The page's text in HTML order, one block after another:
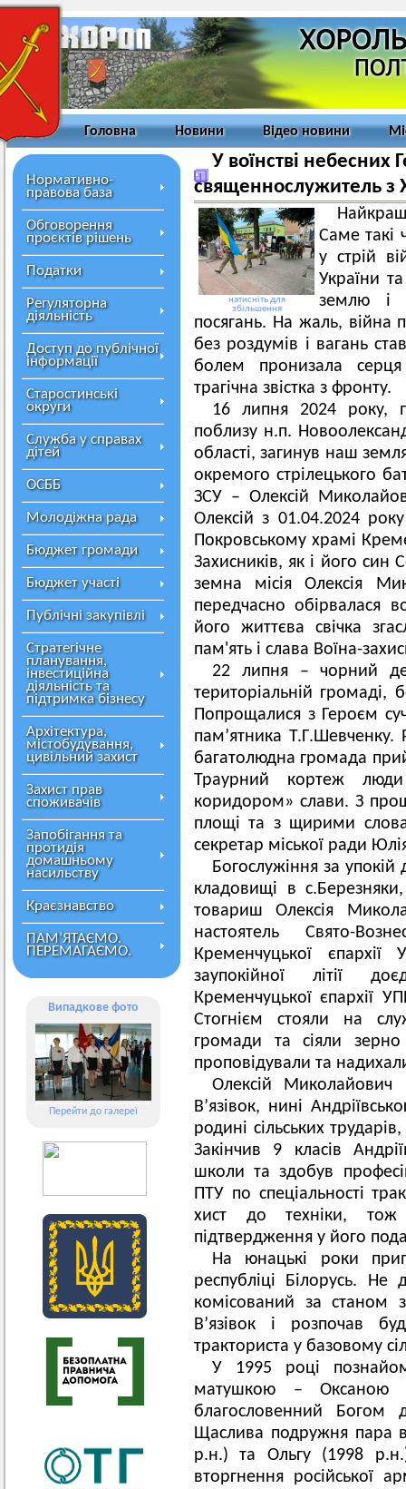
Головна Новини Відео новини
Нормативно-
правова база
Обговорення
проєктів рішень
Податки
Регуляторна
діяльність
Доступ до публічної
інформації
Старостинські
округи
Служба у справах
дітей
ОСББ
Молодіжна рада
Бюджет громади
Бюджет участі
Публічні закупівлі
Стратегічне
планування,
інвестиційна
діяльність та
підтримка бізнесу
Архітектура,
містобудування,
цивільний захист
Захист прав
споживачів
Запобігання та
протидія
домашньому
насильству
Краєзнавство
ПАМ’ЯТАЄМО.
ПЕРЕМАГАЄМО.
Випадкове фото
Перейти до галереї
У воїнстві небесних
священнослужитель з
натисніть для
збільшення
Саме такі
у стрій
України
землю і
посягань. На жаль, війна
без роздумів і вагань
болем пронизала
трагічна звістка з фронту.
16 липня 2024 року,
поблизу н.п.
області, загинув наш
окремого стрілецького
ЗСУ – Олексій
Олексій з 01.04.2024
Покровському храмі
Захисників, як і його син
земна місія Олексія
передчасно обірвалася
його життєва свічка
пам'ять і слава Воїна-
22 липня – чорний
територіальній громаді,
Попрощалися з Героєм
пам’ятника Т.Г.Шевченку.
багатолюдна громада
Траурний кортеж люди
коридором» слави. З
площі та з щирими
секретар міської ради
Богослужіння за
кладовищі в
товариш Олексія
настоятель Свято-
Кременчуцької
заупокійної літії
Кременчуцької єпархії
Стогнієм стояли на
громади та сіяли
проповідували та
Олексій Миколайович
В’язівок, нині
родині сільських
Закінчив 9 класів
школи та здобув
ПТУ по спеціальності
хист до техніки,
підтвердження у його
На юнацькі роки
республіці Білорусь.
комісований за станом
В’язівок і розпочав
тракториста у базовому
У 1995 році
матушкою –
благословенний Богом
Щаслива подружня пара
р.н.) та Ольгу (1998
вторгнення російської